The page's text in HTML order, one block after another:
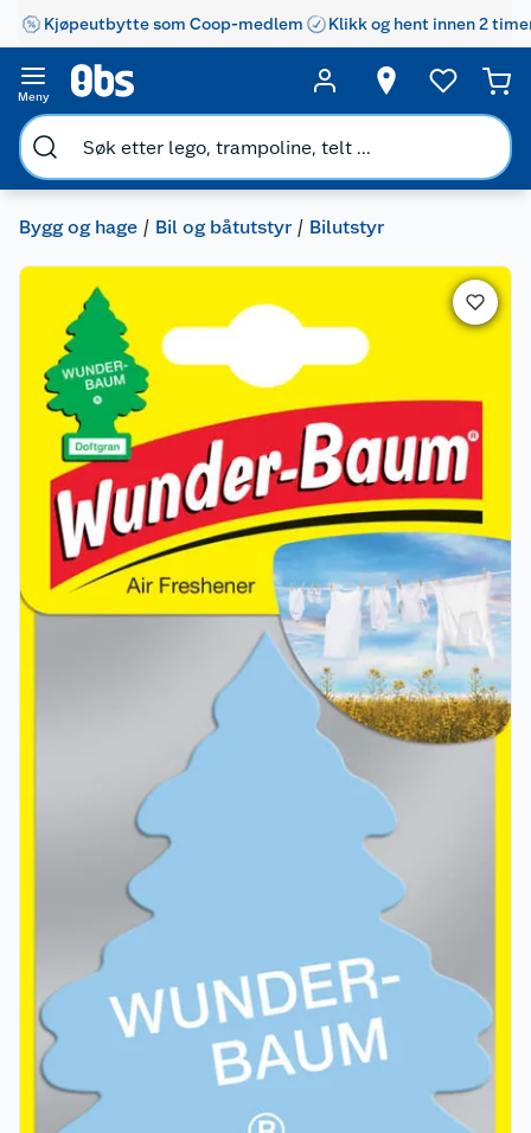
Kjøpeutbytte som Coop-medlem Klikk og hent innen 2
Meny
Bygg og hage Bil og båtutstyr Bilutstyr